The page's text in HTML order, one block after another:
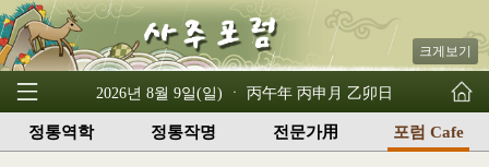
크게보기
2026년 8월 9일(일) ㆍ 丙午年 丙申月 乙卯日
정통역학 정통작명 전문가用 포럼 Cafe